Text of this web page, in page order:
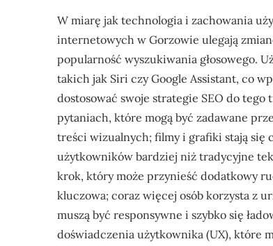
W miarę jak technologia i zachowania
internetowych w Gorzowie ulegają
popularność wyszukiwania głosowego.
takich jak Siri czy Google Assistant, co
dostosować swoje strategie SEO do
pytaniach, które mogą być zadawane
treści wizualnych; filmy i grafiki stają się
użytkowników bardziej niż tradycyjne
krok, który może przynieść dodatkowy
kluczowa; coraz więcej osób korzysta z
muszą być responsywne i szybko się
doświadczenia użytkownika (UX), które